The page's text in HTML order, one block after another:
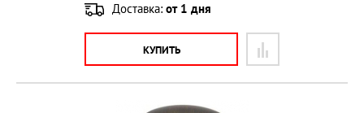
Доставка: от 1 дня
КУПИТЬ